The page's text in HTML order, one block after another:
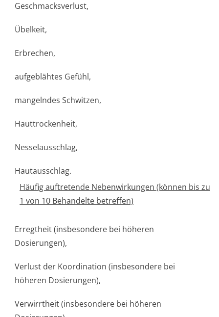
Geschmacksverlust,
Übelkeit,
Erbrechen,
aufgeblähtes Gefühl,
mangelndes Schwitzen,
Hauttrockenheit,
Nesselausschlag,
Hautausschlag.
Häufig auftretende Nebenwirkungen (können bis zu
1 von 10 Behandelte betreffen)
Erregtheit (insbesondere bei höheren
Dosierungen),
Verlust der Koordination (insbesondere bei
höheren Dosierungen),
Verwirrtheit (insbesondere bei höheren